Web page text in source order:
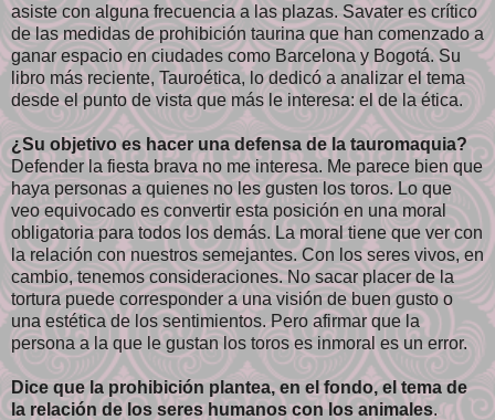
asiste con alguna frecuencia a las plazas. Savater es crítico
de las medidas de prohibición taurina que han comenzado a
ganar espacio en ciudades como Barcelona y Bogotá. Su
libro más reciente, Tauroética, lo dedicó a analizar el tema
desde el punto de vista que más le interesa: el de la ética.
¿Su objetivo es hacer una defensa de la tauromaquia?
Defender la fiesta brava no me interesa. Me parece bien que
haya personas a quienes no les gusten los toros. Lo que
veo equivocado es convertir esta posición en una moral
obligatoria para todos los demás. La moral tiene que ver con
la relación con nuestros semejantes. Con los seres vivos, en
cambio, tenemos consideraciones. No sacar placer de la
tortura puede corresponder a una visión de buen gusto o
una estética de los sentimientos. Pero afirmar que la
persona a la que le gustan los toros es inmoral es un error.
Dice que la prohibición plantea, en el fondo, el tema de
la relación de los seres humanos con los animales.